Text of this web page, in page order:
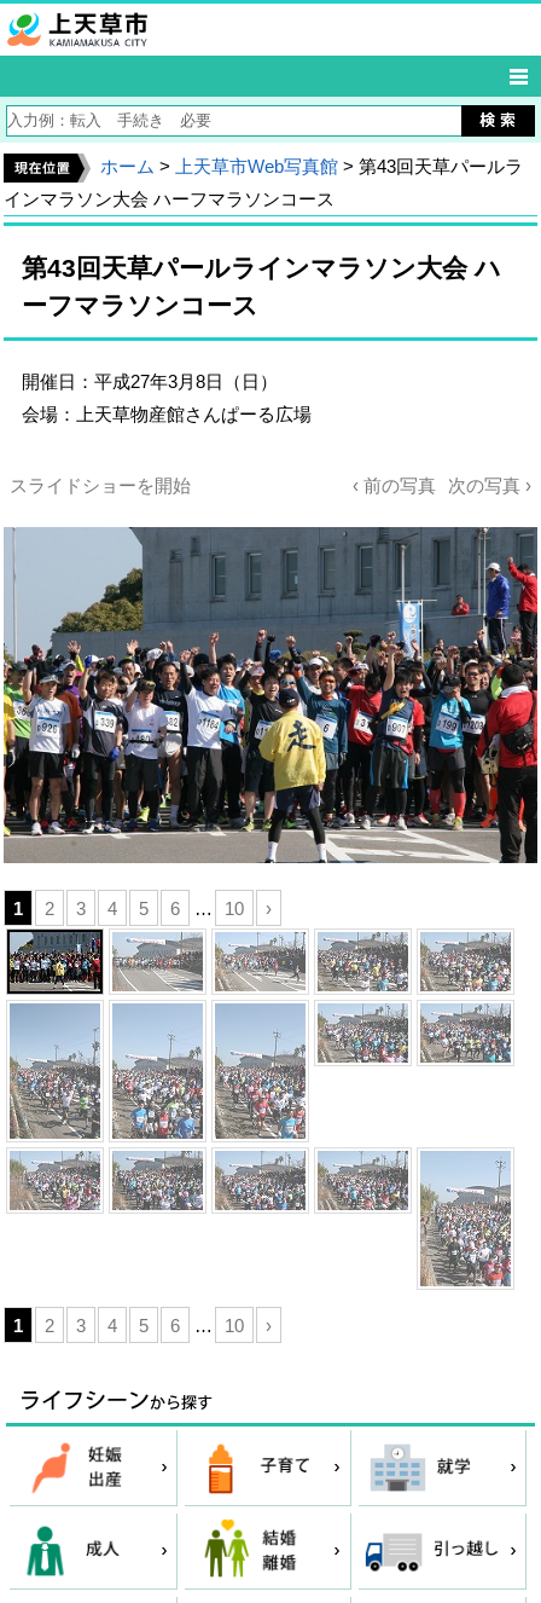
ホーム > 上天草市Web写真館 > 第43回天草パールラ
インマラソン大会 ハーフマラソンコース
第43回天草パールラインマラソン大会 ハ
ーフマラソンコース
開催日：平成27年3月8日（日）
会場：上天草物産館さんぱーる広場
スライドショーを開始 ‹ 前の写真 次の写真 ›
1 2 3 4 5 6 … 10 ›
1 2 3 4 5 6 … 10 ›